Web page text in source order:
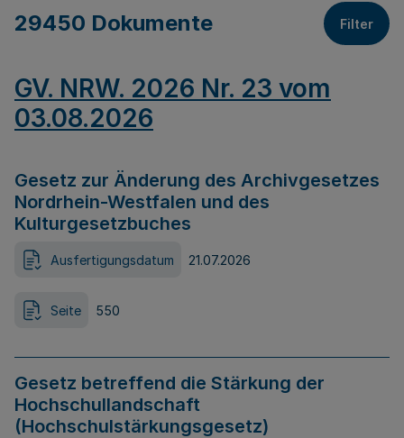
29450 Dokumente Filter
GV. NRW. 2026 Nr. 23 vom
03.08.2026
Gesetz zur Änderung des Archivgesetzes
Nordrhein-Westfalen und des
Kulturgesetzbuches
Ausfertigungsdatum 21.07.2026
Seite 550
Gesetz betreffend die Stärkung der
Hochschullandschaft
(Hochschulstärkungsgesetz)